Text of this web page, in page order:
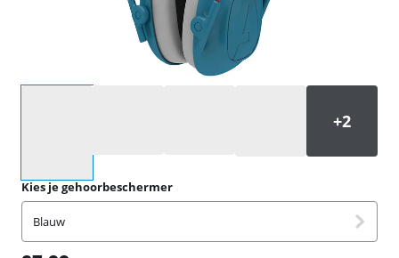
Kies je gehoorbeschermer
Blauw